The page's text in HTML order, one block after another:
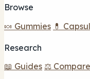
Browse
🍬 Gummies 💊
Research
📖 Guides ⚖️ Compare